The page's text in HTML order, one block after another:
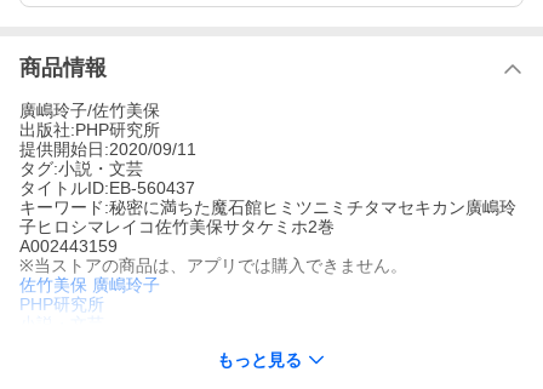
商品情報
廣嶋玲子/佐竹美保
出版社:PHP研究所
提供開始日:2020/09/11
タグ:小説・文芸
タイトルID:EB-560437
キーワード:秘密に満ちた魔石館ヒミツニミチタマセキカン廣嶋玲
子ヒロシマレイコ佐竹美保サタケミホ2巻
A002443159
※当ストアの商品は、アプリでは購入できません。
佐竹美保 廣嶋玲子
PHP研究所
小説・文芸
れています。そんな石たちの語る6つの物語に、ゆっくりと耳をか
もっと見る